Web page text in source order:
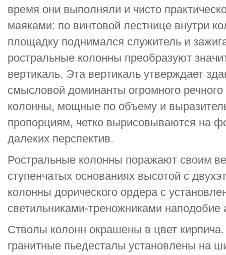
время они выполняли и чисто
маяками: по винтовой лестнице внутри
площадку поднимался служитель и
ростральные колонны преобразуют
вертикаль. Эта вертикаль утверждает
смысловой доминанты огромного
колонны, мощные по объему и
пропорциям, четко вырисовываются на
далеких перспектив.
Ростральные колонны поражают своим
ступенчатых основаниях высотой с
колонны дорического ордера с
светильниками-треножниками наподобие
Стволы колонн окрашены в цвет
гранитные пьедесталы установлены на